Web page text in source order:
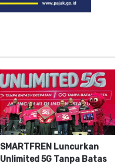
SMARTFREN Luncurkan
Unlimited 5G Tanpa Batas